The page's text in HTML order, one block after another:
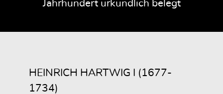
Jahrhundert urkundlich belegt
HEINRICH HARTWIG I (1677-
1734)